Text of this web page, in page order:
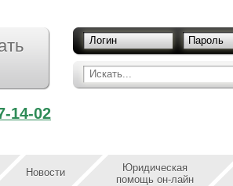
Искать...
Логин Пароль
14-02
Новости
Юридическая
помощь он-лайн